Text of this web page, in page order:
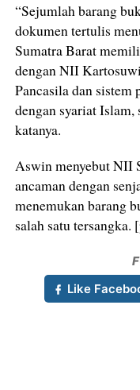
“Sejumlah barang
dokumen tertulis
Sumatra Barat
dengan NII
Pancasila dan sistem
dengan syariat
katanya.
Aswin menyebut NII
ancaman dengan
menemukan barang
salah satu tersangka.
Like